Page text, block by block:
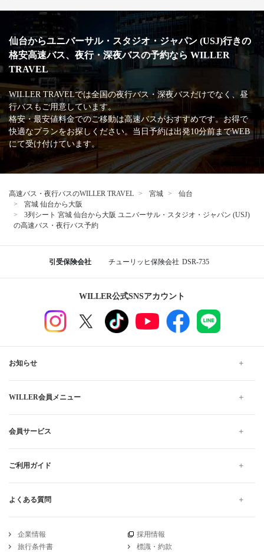
仙台からユニバーサル・スタジオ・ジャパン (USJ)行きの
格安高速バス、夜行・深夜バスの予約なら WILLER
TRAVEL
WILLER TRAVELでは全国の夜行バス・深夜バスだけでなく、昼
行バスもご用意しています。
格安・最安値料金でのご移動は高速バスがおすすめです。お得で
快適なプランをお探しください。当日予約は出発10分前までWEB
にて受け付けています。
高速バス・夜行バスのWILLER TRAVEL 宮城
仙台
宮城 仙台から大阪
3列シート 宮城 仙台から大阪 ユニバーサル・スタジオ・ジャパン (USJ)
の高速バス・夜行バス予約
引受保険会社 チューリッヒ保険会社 DSR-735
WILLER公式SNSアカウント
お知らせ
WILLER会員メニュー
会員サービス
ご利用ガイド
よくある質問
企業情報
採用情報
旅行条件書
標識・約款